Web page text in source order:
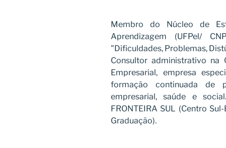
Membro do Núcleo de
Aprendizagem (UFPel/
"Dificuldades, Problemas,
Consultor administrativo na
Empresarial, empresa
formação continuada de
empresarial, saúde e
FRONTEIRA SUL (Centro
Graduação).